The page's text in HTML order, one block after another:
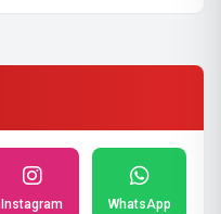
Instagram WhatsApp